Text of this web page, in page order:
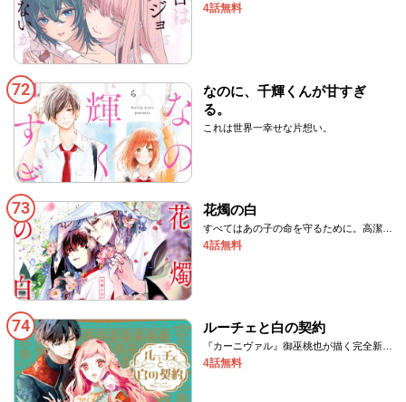
4話無料
72
なのに、千輝くんが甘すぎ
る。
これは世界一幸せな片想い。
73 花燭の白
すべてはあの子の命を守るために。高潔な
る花嫁と鬼との愛と契約の物語！
4話無料
74 ルーチェと白の契約
『カーニヴァル』御巫桃也が描く完全新作
ファンタジー!!
4話無料